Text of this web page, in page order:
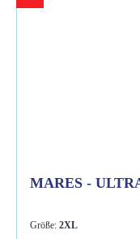
MARES -
Größe: 2XL